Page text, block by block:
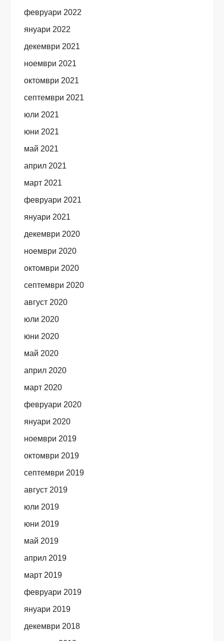
февруари 2022
януари 2022
декември 2021
ноември 2021
октомври 2021
септември 2021
юли 2021
юни 2021
май 2021
април 2021
март 2021
февруари 2021
януари 2021
декември 2020
ноември 2020
октомври 2020
септември 2020
август 2020
юли 2020
юни 2020
май 2020
април 2020
март 2020
февруари 2020
януари 2020
ноември 2019
октомври 2019
септември 2019
август 2019
юли 2019
юни 2019
май 2019
април 2019
март 2019
февруари 2019
януари 2019
декември 2018